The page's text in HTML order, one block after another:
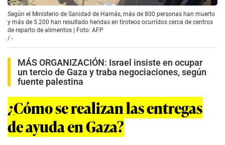
Según el Ministerio de Sanidad de Hamás, más de 800 personas han muerto
y más de 5.200 han resultado heridas en tiroteos ocurridos cerca de centros
de reparto de alimentos | Foto: AFP
/ -
MÁS ORGANIZACIÓN: Israel insiste en ocupar
un tercio de Gaza y traba negociaciones, según
fuente palestina
¿Cómo se realizan las entregas
de ayuda en Gaza?